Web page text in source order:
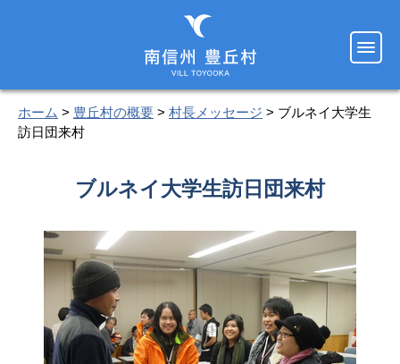
ホーム > 豊丘村の概要 > 村長メッセージ > ブルネイ大学生
訪日団来村
ブルネイ大学生訪日団来村